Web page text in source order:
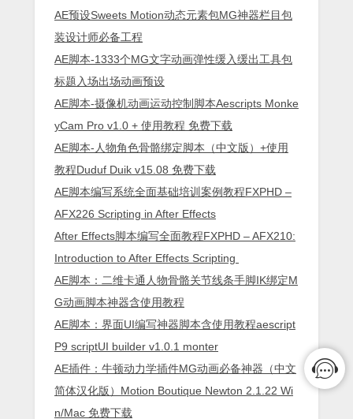
AE预设Sweets Motion动态元素包MG神器栏目包
装设计师必备工程
AE脚本-1333个MG文字动画弹性缓入缓出工具包
标题入场出场动画预设
AE脚本-摄像机动画运动控制脚本Aescripts Monke
yCam Pro v1.0 + 使用教程 免费下载
AE脚本-人物角色骨骼绑定脚本（中文版）+使用
教程Duduf Duik v15.08 免费下载
AE脚本编写系统全面基础培训案例教程FXPHD –
AFX226 Scripting in After Effects
After Effects脚本编写全面教程FXPHD – AFX210:
Introduction to After Effects Scripting
AE脚本：二维卡通人物骨骼关节线条手脚IK绑定M
G动画脚本神器含使用教程
AE脚本：界面UI编写神器脚本含使用教程aescript
P9 scriptUI builder v1.0.1 monter
AE插件：牛顿动力学插件MG动画必备神器（中文
简体汉化版）Motion Boutique Newton 2.1.22 Wi
n/Mac 免费下载